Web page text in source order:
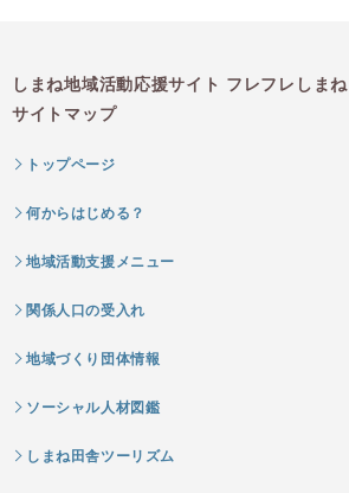
しまね地域活動応援サイト フレフレしまね
サイトマップ
トップページ
何からはじめる？
地域活動支援メニュー
関係人口の受入れ
地域づくり団体情報
ソーシャル人材図鑑
しまね田舎ツーリズム